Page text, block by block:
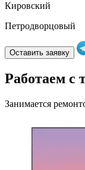
Кировский
Петродворцовый
Оставить заявку
Работаем с
Занимается